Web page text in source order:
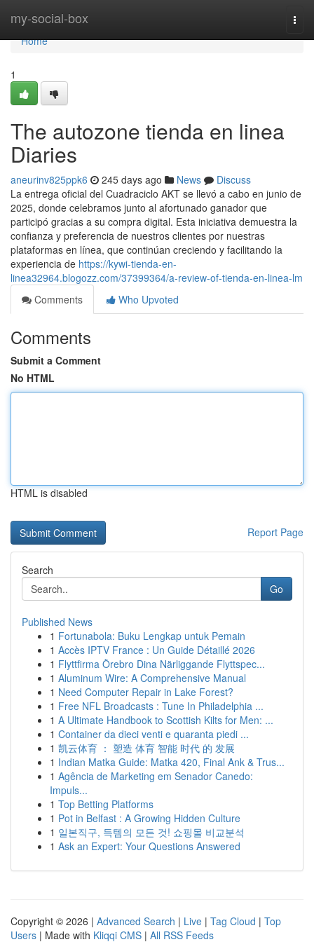
my-social-box
Home
Home
1
The autozone tienda en linea
Diaries
aneurinv825ppk6 245 days ago News
Discuss
La entrega oficial del Cuadraciclo AKT se llevó a cabo en junio de
2025, donde celebramos junto al afortunado ganador que
participó gracias a su compra digital. Esta iniciativa demuestra la
confianza y preferencia de nuestros clientes por nuestras
plataformas en línea, que continúan creciendo y facilitando la
experiencia de https://kywi-tienda-en-
linea32964.blogozz.com/37399364/a-review-of-tienda-en-linea-lm
Comments
Who Upvoted
Comments
Submit a Comment
No HTML
HTML is disabled
Report Page
Search
Go
Published News
1 Fortunabola: Buku Lengkap untuk Pemain
1 Accès IPTV France : Un Guide Détaillé 2026
1 Flyttfirma Örebro Dina Närliggande Flyttspec...
1 Aluminum Wire: A Comprehensive Manual
1 Need Computer Repair in Lake Forest?
1 Free NFL Broadcasts : Tune In Philadelphia ...
1 A Ultimate Handbook to Scottish Kilts for Men: ...
1 Container da dieci venti e quaranta piedi ...
1 凯云体育 ： 塑造 体育 智能 时代 的 发展
1 Indian Matka Guide: Matka 420, Final Ank & Trus...
1 Agência de Marketing em Senador Canedo:
Impuls...
1 Top Betting Platforms
1 Pot in Belfast : A Growing Hidden Culture
1 일본직구, 득템의 모든 것! 쇼핑몰 비교분석
1 Ask an Expert: Your Questions Answered
Copyright © 2026 | Advanced Search | Live | Tag Cloud | Top
Users | Made with Kliqqi CMS | All RSS Feeds